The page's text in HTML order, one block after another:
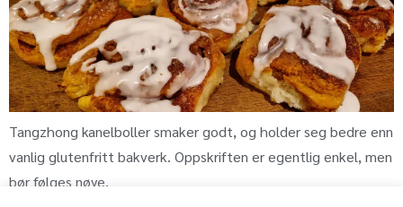
Tangzhong kanelboller smaker godt, og holder seg bedre enn
vanlig glutenfritt bakverk. Oppskriften er egentlig enkel, men
bør følges nøye,